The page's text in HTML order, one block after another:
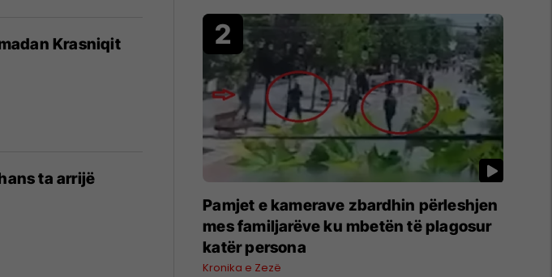
Krasniqit
ta arrijë
Pamjet e kamerave zbardhin përleshjen
mes familjarëve ku mbetën të plagosur
katër persona
Kronika e Zezë